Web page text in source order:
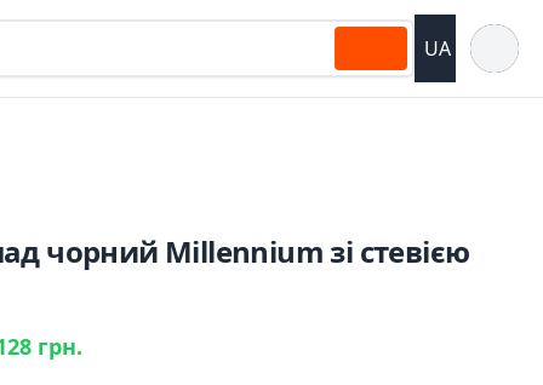
UA
чорний Millennium зі стевією
грн.